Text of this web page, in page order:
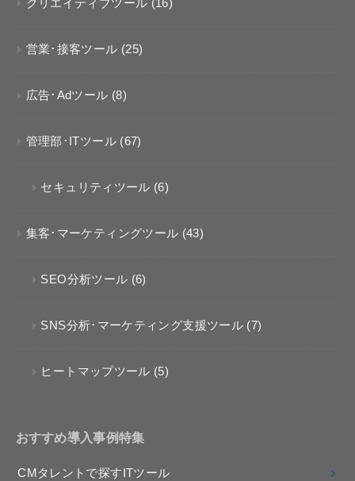
クリエイティブツール (16)
営業･接客ツール (25)
広告･Adツール (8)
管理部･ITツール (67)
セキュリティツール (6)
集客･マーケティングツール (43)
SEO分析ツール (6)
SNS分析･マーケティング支援ツール (7)
ヒートマップツール (5)
おすすめ導入事例特集
CMタレントで探すITツール